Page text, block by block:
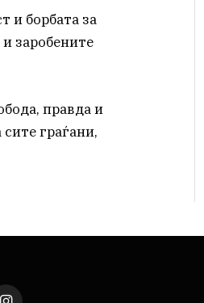
и борбата за
заробените
правда и
граѓани,